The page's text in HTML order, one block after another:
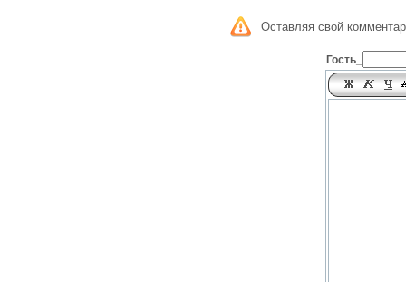
Оставляя свой
Гость_